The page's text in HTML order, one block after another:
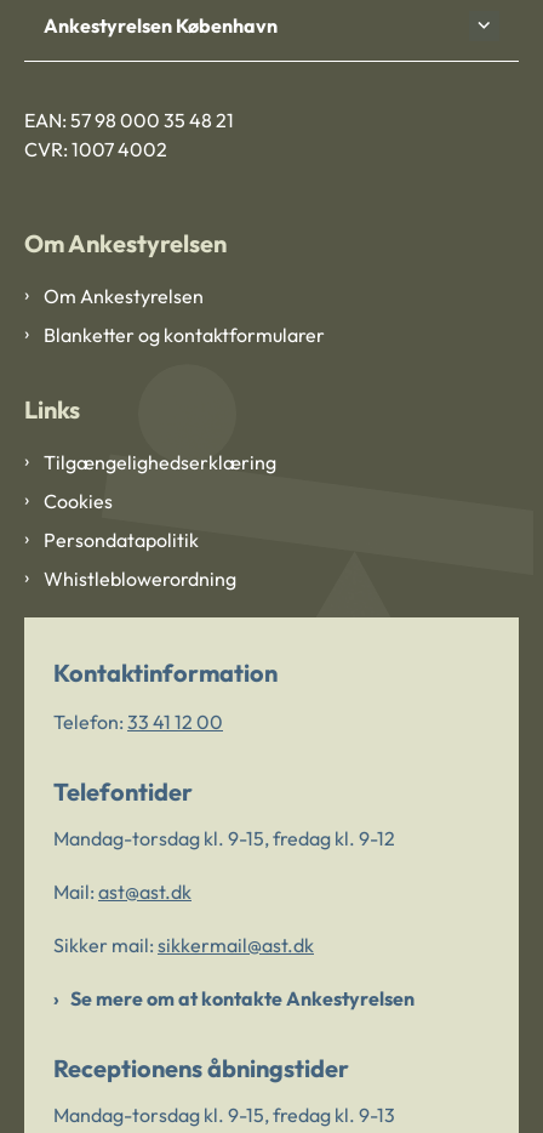
Ankestyrelsen København
EAN: 57 98 000 35 48 21
CVR: 1007 4002
Om Ankestyrelsen
Om Ankestyrelsen
Blanketter og kontaktformularer
Links
Tilgængelighedserklæring
Cookies
Persondatapolitik
Whistleblowerordning
Kontaktinformation
Telefon: 33 41 12 00
Telefontider
Mandag-torsdag kl. 9-15, fredag kl. 9-12
Mail: ast@ast.dk
Sikker mail: sikkermail@ast.dk
Se mere om at kontakte Ankestyrelsen
Receptionens åbningstider
Mandag-torsdag kl. 9-15, fredag kl. 9-13